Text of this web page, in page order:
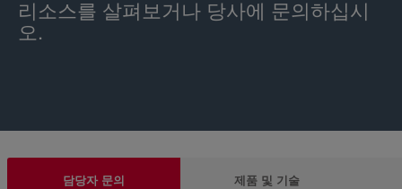
리소스를 살펴보거나 당사에 문의하십시
오.
담당자 문의 제품 및 기술